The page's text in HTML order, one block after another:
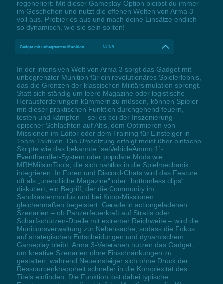
regeneriert: Mit dieser Gameplay-Option bleibst du immer
im Geschehen und nutzt die offenen Welten von Arma 3
voll aus. Probier es aus und mach deine Einsätze endlich
so dynamisch, wie sie sein sollten!
Gadget mit unbegrenzter Munition NUM5
In der intensiven Welt von Arma 3 sorgt das Gadget mit
unbegrenzter Munition für ein revolutionäres Spielerlebnis,
das die Grenzen der klassischen Militärsimulation sprengt.
Statt sich ständig um leere Magazine oder logistische
Herausforderungen kümmern zu müssen, können Spieler
mit dieser praktischen Funktion durchgehend feuern,
testen und kämpfen – sei es bei der Inszenierung
epischer Schlachten auf Altis, dem Optimieren von
Missionen im Editor oder dem Training für Einsteiger in
Team-Taktiken. Die Umsetzung erfolgt meist über einfache
Skripte wie das bekannte `setVehicleAmmo 1`-
Eventhandler-System oder populäre Mods wie
MRHMilsimTools, die sich nahtlos in die Spielmechanik
integrieren. In Foren und Discord-Chats wird das Feature
oft als „unendliche Magazine“ oder „bottomless clips“
diskutiert, ein Begriff, der die Community im
Sandkastenmodus und bei Koop-Missionen
gleichermaßen begeistert. Gerade in actiongeladenen
Szenarien – ob Panzerfeuerkraft auf Stratis oder
Scharfschützen-Duelle mit extremer Reichweite – wird die
Munitionsverwaltung zur Nebensache, sodass die Fokus
auf strategischen Entscheidungen und dynamischem
Gameplay bleibt. Arma 3-Veteranen nutzen das Gadget,
um kreative Szenarien ohne Einschränkungen zu
gestalten, während Neueinsteiger sich ohne Druck der
Ressourcenknappheit schneller in die Komplexität des
Titels einfinden. Die Funktion löst dabei typische